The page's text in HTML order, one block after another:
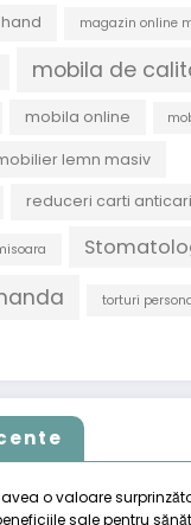
magazin online
mobila de
mobila online
lemn masiv
reduceri carti
torturi
o valoare
sale pentru